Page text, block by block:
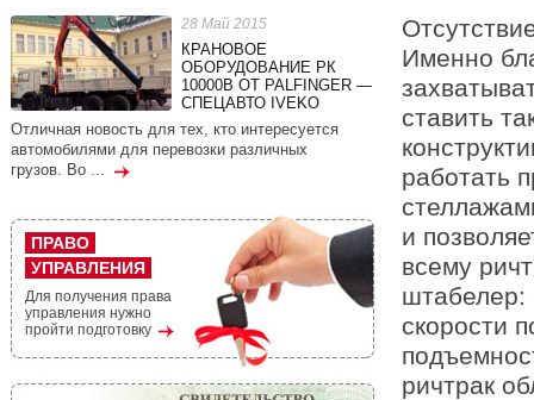
Именно
ставить
работать
и
всему
штабелер:
скорости
ричтрак
28 Май 2015
КРАНОВОЕ
ОБОРУДОВАНИЕ РК
10000В ОТ PALFINGER —
СПЕЦАВТО IVEKO
Отличная новость для тех, кто интересуется
автомобилями для перевозки различных
грузов. Во ...
ПРАВО
УПРАВЛЕНИЯ
Для получения права
управления нужно
пройти подготовку